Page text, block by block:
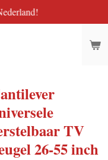
TV
26-55 inch